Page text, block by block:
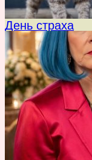
День страха